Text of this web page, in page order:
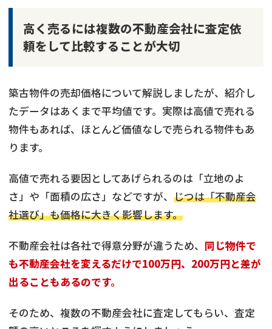
高く売るには複数の不動産会社に査定依
頼をして比較することが大切
築古物件の売却価格について解説しましたが、紹介し
たデータはあくまで平均値です。実際は高値で売れる
物件もあれば、ほとんど価値なしで売られる物件もあ
ります。
高値で売れる要因としてあげられるのは「立地のよ
さ」や「面積の広さ」などですが、 じつは「不動産会
社選び」も価格に大きく影響します。
不動産会社は各社で得意分野が違うため、 同じ物件で
も不動産会社を変えるだけで100万円、200万円と差が
出ることもあるのです。
そのため、複数の不動産会社に査定してもらい、査定